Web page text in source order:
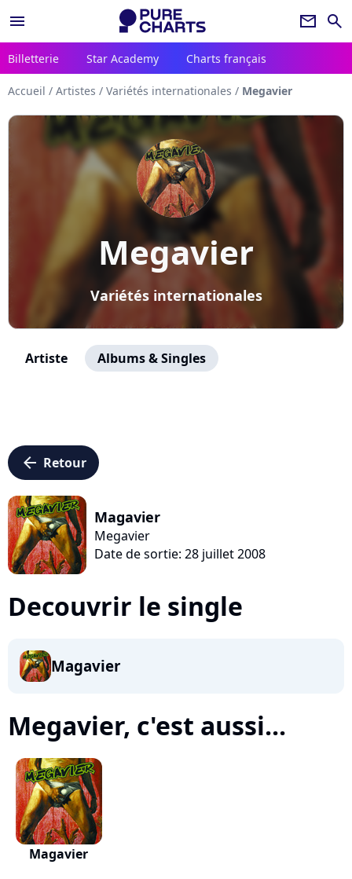
menu newsletter search
Billetterie Star Academy Charts français
Accueil / Artistes / Variétés internationales / Megavier
Megavier
Variétés internationales
Artiste Albums & Singles
arrow_left Retour
Magavier
Megavier
Date de sortie: 28 juillet 2008
Decouvrir le single
Magavier
Megavier, c'est aussi...
Magavier